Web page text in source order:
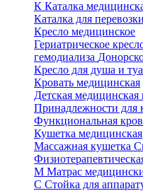
К Каталка
Каталка для
Кресло медицинское
Гериатрическое
гемодиализа
Кресло для душа и
Кровать медицинская
Детская медицинская
Принадлежности для
Функциональная
Кушетка медицинская
Массажная кушетка
М Матрас
С Стойка для